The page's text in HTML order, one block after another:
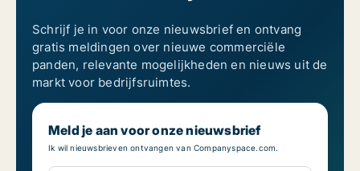
Schrijf je in voor onze nieuwsbrief en ontvang
gratis meldingen over nieuwe commerciële
panden, relevante mogelijkheden en nieuws uit de
markt voor bedrijfsruimtes.
Meld je aan voor onze nieuwsbrief
Ik wil nieuwsbrieven ontvangen van Companyspace.com.